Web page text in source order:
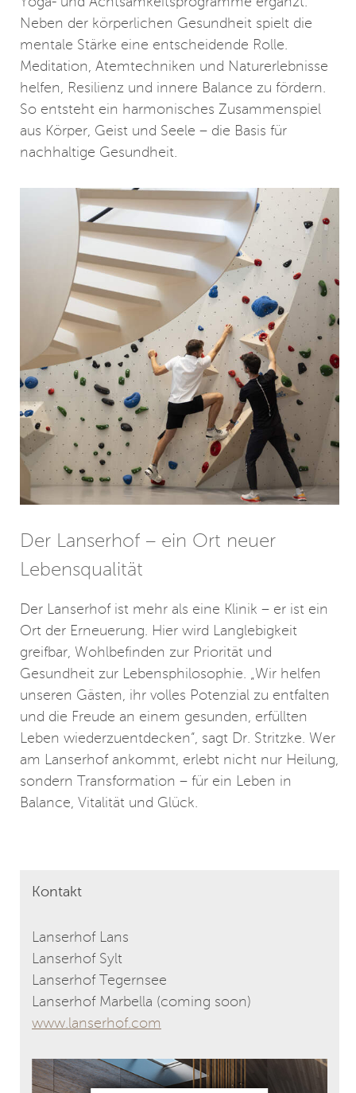
Neben der körperlichen Gesundheit spielt die
mentale Stärke eine entscheidende Rolle.
Meditation, Atemtechniken und Naturerlebnisse
helfen, Resilienz und innere Balance zu fördern.
So entsteht ein harmonisches Zusammenspiel
aus Körper, Geist und Seele – die Basis für
nachhaltige Gesundheit.
Der Lanserhof – ein Ort neuer
Lebensqualität
Der Lanserhof ist mehr als eine Klinik – er ist ein
Ort der Erneuerung. Hier wird Langlebigkeit
greifbar, Wohlbefinden zur Priorität und
Gesundheit zur Lebensphilosophie. „Wir helfen
unseren Gästen, ihr volles Potenzial zu entfalten
und die Freude an einem gesunden, erfüllten
Leben wiederzuentdecken“, sagt Dr. Stritzke. Wer
am Lanserhof ankommt, erlebt nicht nur Heilung,
sondern Transformation – für ein Leben in
Balance, Vitalität und Glück.
Kontakt
Lanserhof Lans
Lanserhof Sylt
Lanserhof Tegernsee
Lanserhof Marbella (coming soon)
www.lanserhof.com